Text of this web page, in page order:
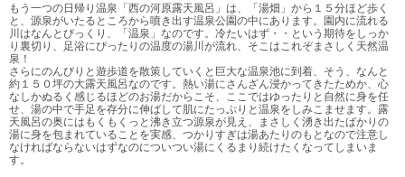
もう一つの日帰り温泉「西の河原露天風呂」は、「湯畑」から１５分ほど歩く
と、源泉がいたるところから噴き出す温泉公園の中にあります。園内に流れる
川はなんとびっくり、「温泉」なのです。冷たいはず・・という期待をしっか
り裏切り、足浴にぴったりの温度の湯川が流れ、そこはこれぞまさしく天然温
泉！
さらにのんびりと遊歩道を散策していくと巨大な温泉池に到着、そう、なんと
約１５０坪の大露天風呂なのです。熱い湯にさんざん浸かってきたためか、心
なしかぬるく感じるほどのお湯だからこそ、ここではゆったりと自然に身を任
せ、湯の中で手足を存分に伸ばして肌にたっぷりと温泉をしみこませます。露
天風呂の奥にはもくもくっと沸き立つ源泉が見え、まさしく湧き出たばかりの
湯に身を包まれていることを実感、つかりすぎは湯あたりのもとなので注意し
なければならないはずなのについつい湯にくるまり続けたくなってしまいま
す。